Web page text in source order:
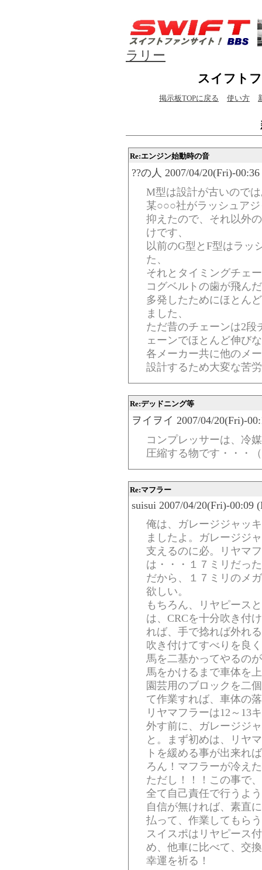
ラリー
スイフト
掲示板TOPに戻る 使い方
Re:エンジン始動時の音
??の人 2007/04/20(Fri)-
M型は設計が古いので
某○○○社がラッシュア
抑えたので、それ以外
けです、
以前のG型とF型はラッ
た、
それとタイミングチェ
コグベルトの歯が飛ん
多発したためにほとん
ました、
ただ昔のチェーンは2段
ェーンでほとんど伸び
各メーカー共に他のメ
設計するため大変な苦
Re:デッドニング等
ヲイヲイ 2007/04/20(Fri)-
コンプレッサーは、冷
圧縮する物です・・・
Re:マフラー
suisui 2007/04/20(Fri)-00:09
俺は、ガレージジャッ
ましたよ。ガレージジ
支えるのに必。リヤマ
は・・・１７ミリだっ
だから、１７ミリのメ
欲しい。
もちろん、リヤピース
は、CRCを十分吹き付
れば、手で捻れば外れ
吹き付けてすべりを良
馬を二基かってやるの
馬をかけるまで車体を
園芸用のブロックを二
て作業すれば、車体の
リヤマフラーは12～13
外す前に、ガレージジ
と。まず初めは、リヤ
トを緩める事が出来れ
ろん！マフラーが冷え
ただし！！！この事で
全て自己責任で行うよ
自信が無ければ、素直
払って、作業してもら
スイスポはリヤピース
め、他車に比べて、交
幸運を祈る！